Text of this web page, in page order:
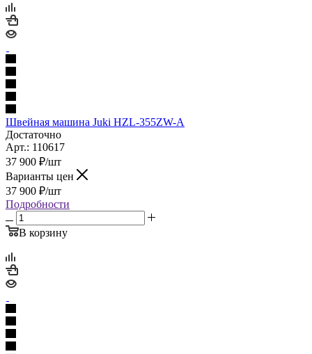
Швейная машина Juki HZL-355ZW-A
Достаточно
Арт.: 110617
37 900 ₽/шт
Варианты цен
37 900 ₽/шт
Подробности
В корзину